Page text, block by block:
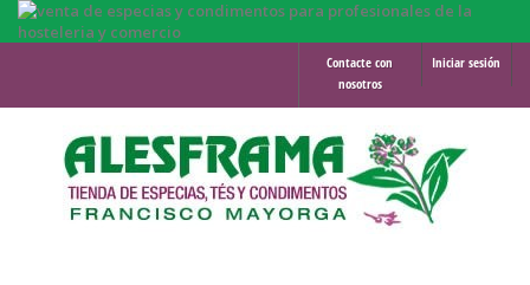
Iniciar sesión
Contacte con
nosotros